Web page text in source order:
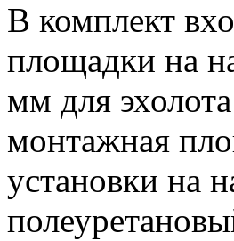
В комплект
площадки на
мм для
монтажная
установки на